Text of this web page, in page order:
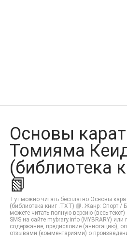
Основы
Томияма
(библиотека
📗
Тут можно читать бесплатно Основы
(библиотека книг .TXT) 📗. Жанр: Спорт /
можете читать полную версию (весь
SMS на сайте mybrary.info (MYBRARY) или
содержание, предисловие (аннотацию),
отзывами (комментариями) о